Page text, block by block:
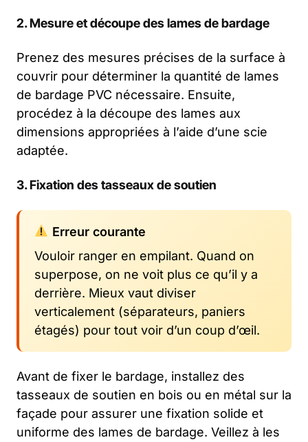
2. Mesure et découpe des lames de bardage
Prenez des mesures précises de la surface à
couvrir pour déterminer la quantité de lames
de bardage PVC nécessaire. Ensuite,
procédez à la découpe des lames aux
dimensions appropriées à l’aide d’une scie
adaptée.
3. Fixation des tasseaux de soutien
Erreur courante
Vouloir ranger en empilant. Quand on
superpose, on ne voit plus ce qu’il y a
derrière. Mieux vaut diviser
verticalement (séparateurs, paniers
étagés) pour tout voir d’un coup d’œil.
Avant de fixer le bardage, installez des
tasseaux de soutien en bois ou en métal sur la
façade pour assurer une fixation solide et
uniforme des lames de bardage. Veillez à les